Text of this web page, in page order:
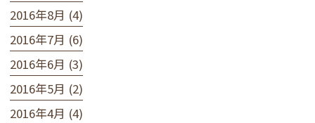
2016年8月 (4)
2016年7月 (6)
2016年6月 (3)
2016年5月 (2)
2016年4月 (4)